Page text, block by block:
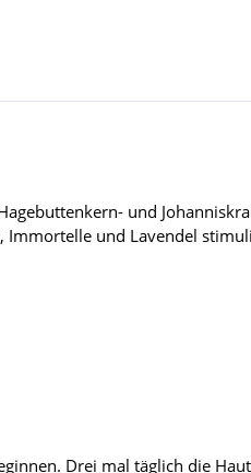
und
Immortelle und Lavendel
Drei mal täglich die